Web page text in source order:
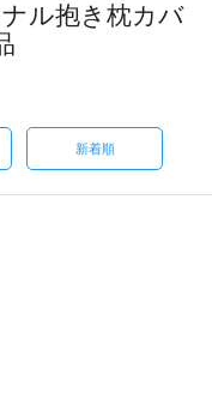
ル抱き枕カバ
新着順